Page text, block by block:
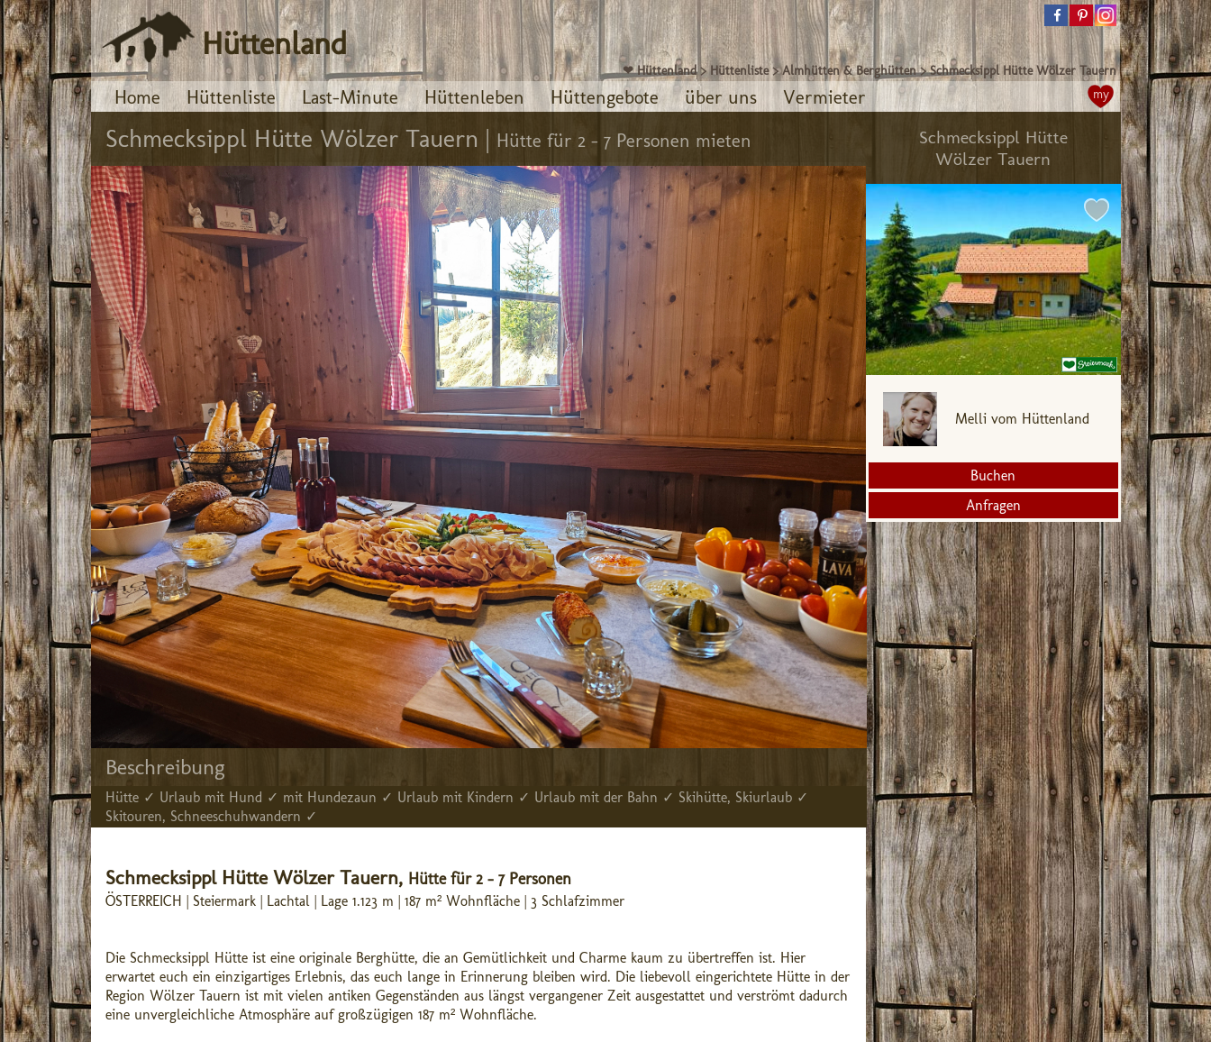
❤ Hüttenland >Hüttenliste >Almhütten & Berghütten >Schmecksippl Hütte Wölzer Tauern
Hüttenland
Home Hüttenliste Last-Minute Hüttenleben Hüttengebote über uns Vermieter my
Schmecksippl Hütte Wölzer Tauern | Hütte für 2 - 7 Personen mieten
Beschreibung
Hütte ✓ Urlaub mit Hund ✓ mit Hundezaun ✓ Urlaub mit Kindern ✓ Urlaub mit der Bahn ✓ Skihütte, Skiurlaub ✓
Skitouren, Schneeschuhwandern ✓
Schmecksippl Hütte Wölzer Tauern, Hütte für 2 - 7 Personen
ÖSTERREICH | Steiermark | Lachtal | Lage 1.123 m | 187 m² Wohnfläche | 3 Schlafzimmer
Die Schmecksippl Hütte ist eine originale Berghütte, die an Gemütlichkeit und Charme kaum zu übertreffen ist. Hier
erwartet euch ein einzigartiges Erlebnis, das euch lange in Erinnerung bleiben wird. Die liebevoll eingerichtete Hütte in der
Region Wölzer Tauern ist mit vielen antiken Gegenständen aus längst vergangener Zeit ausgestattet und verströmt dadurch
eine unvergleichliche Atmosphäre auf großzügigen 187 m² Wohnfläche.
Schmecksippl Hütte
Wölzer Tauern
Melli vom Hüttenland
Buchen
Anfragen